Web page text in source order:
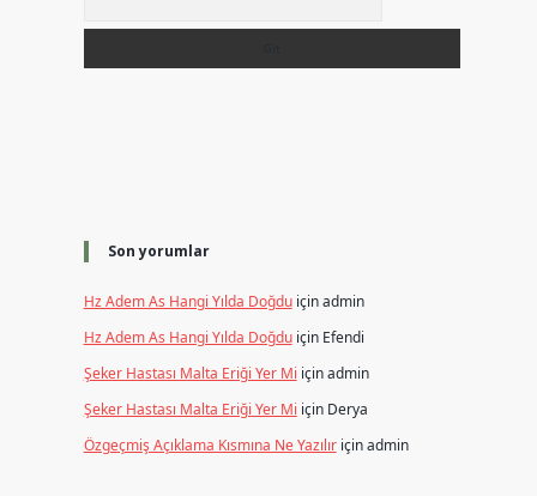
Son yorumlar
Hz Adem As Hangi Yılda Doğduiçinadmin
Hz Adem As Hangi Yılda Doğduiçin Efendi
Şeker Hastası Malta Eriği Yer Mi içinadmin
Şeker Hastası Malta Eriği Yer Mi için Derya
Özgeçmiş Açıklama Kısmına Ne Yazılıriçinadmin